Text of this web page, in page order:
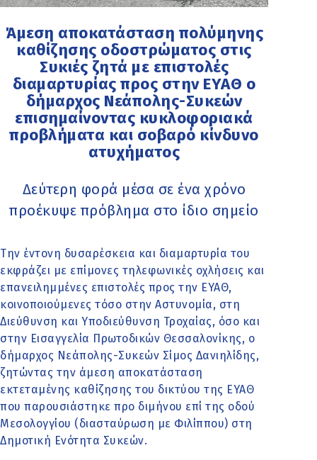
Άμεση αποκατάσταση πολύμηνης
καθίζησης οδοστρώματος στις
Συκιές ζητά με επιστολές
διαμαρτυρίας προς στην ΕΥΑΘ ο
δήμαρχος Νεάπολης-Συκεών
επισημαίνοντας κυκλοφοριακά
προβλήματα και σοβαρό κίνδυνο
ατυχήματος
Δεύτερη φορά μέσα σε ένα χρόνο
προέκυψε πρόβλημα στο ίδιο σημείο
Την έντονη δυσαρέσκεια και διαμαρτυρία του
εκφράζει με επίμονες τηλεφωνικές οχλήσεις και
επανειλημμένες επιστολές προς την ΕΥΑΘ,
κοινοποιούμενες τόσο στην Αστυνομία, στη
Διεύθυνση και Υποδιεύθυνση Τροχαίας, όσο και
στην Εισαγγελία Πρωτοδικών Θεσσαλονίκης, ο
δήμαρχος Νεάπολης-Συκεών Σίμος Δανιηλίδης,
ζητώντας την άμεση αποκατάσταση
εκτεταμένης καθίζησης του δικτύου της ΕΥΑΘ
που παρουσιάστηκε προ διμήνου επί της οδού
Μεσολογγίου (διασταύρωση με Φιλίππου) στη
Δημοτική Ενότητα Συκεών.